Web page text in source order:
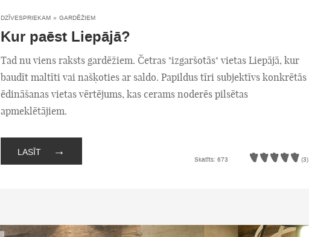
DZĪVESPRIEKAM » GARDĒŽIEM
Kur paēst Liepājā?
Tad nu viens raksts gardēžiem. Četras "izgaršotās" vietas Liepājā, kur
baudīt maltīti vai našķoties ar saldo. Papildus tīri subjektīvs konkrētās
ēdināšanas vietas vērtējums, kas cerams noderēs pilsētas
apmeklētājiem.
LASĪT →
Skatīts: 673 (3)